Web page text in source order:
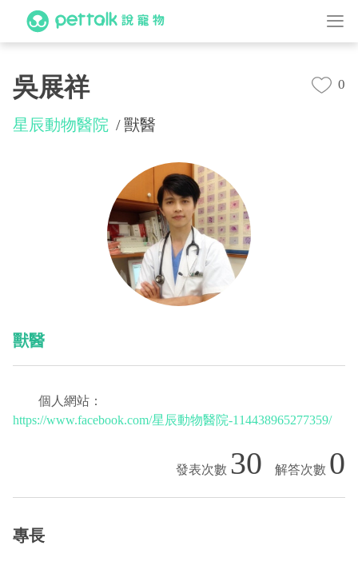
吳展祥
星辰動物醫院 獸醫
0
獸醫
個人網站：
https://www.facebook.com/星辰動物醫院-114438965277359/
30 0
專長